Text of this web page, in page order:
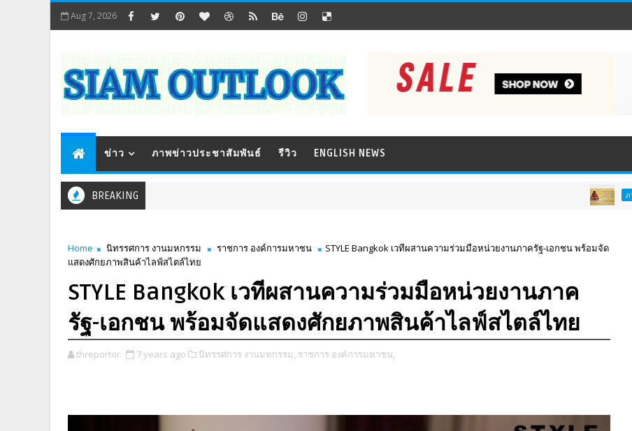
Aug 7, 2026
ข่าว ภาพข่าวประชาสัมพันธ์ รีวิว ENGLISH NEWS
BREAKING ภาพข่าวประชาสัมพันธ์
Home นิทรรศการ งานมหกรรม ราชการ องค์การมหาชน
STYLE Bangkok เวทีผสานความร่วมมือหน่วยงานภาครัฐ-เอกชน พร้อมจัด
แสดงศักยภาพสินค้าไลฟ์สไตล์ไทย
STYLE Bangkok เวทีผสานความร่วมมือหน่วยงานภาค
รัฐ-เอกชน พร้อมจัดแสดงศักยภาพสินค้าไลฟ์สไตล์ไทย
threportor 7 years ago นิทรรศการ งานมหกรรม, ราชการ องค์การมหาชน,